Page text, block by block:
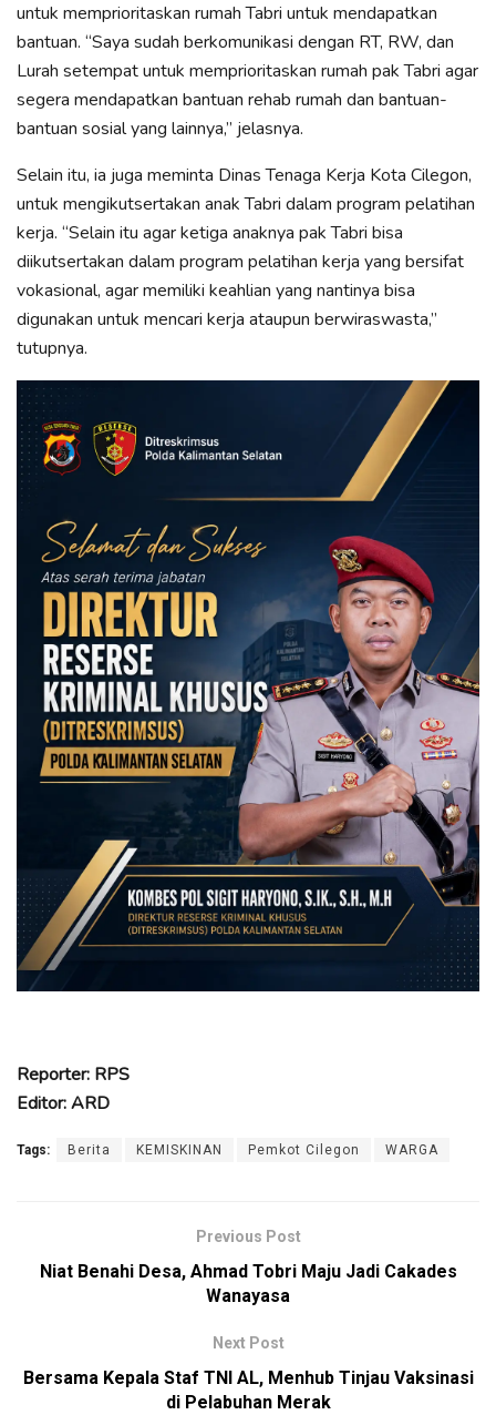
untuk memprioritaskan rumah Tabri untuk mendapatkan
bantuan. “Saya sudah berkomunikasi dengan RT, RW, dan
Lurah setempat untuk memprioritaskan rumah pak Tabri agar
segera mendapatkan bantuan rehab rumah dan bantuan-
bantuan sosial yang lainnya,” jelasnya.
Selain itu, ia juga meminta Dinas Tenaga Kerja Kota Cilegon,
untuk mengikutsertakan anak Tabri dalam program pelatihan
kerja. “Selain itu agar ketiga anaknya pak Tabri bisa
diikutsertakan dalam program pelatihan kerja yang bersifat
vokasional, agar memiliki keahlian yang nantinya bisa
digunakan untuk mencari kerja ataupun berwiraswasta,”
tutupnya.
Reporter: RPS
Editor: ARD
Tags: Berita KEMISKINAN Pemkot Cilegon WARGA
Previous Post
Niat Benahi Desa, Ahmad Tobri Maju Jadi Cakades
Wanayasa
Next Post
Bersama Kepala Staf TNI AL, Menhub Tinjau Vaksinasi
di Pelabuhan Merak